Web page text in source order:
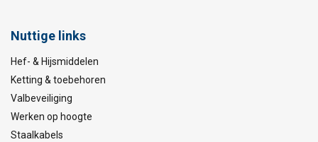
Nuttige links
Hef- & Hijsmiddelen
Ketting & toebehoren
Valbeveiliging
Werken op hoogte
Staalkabels